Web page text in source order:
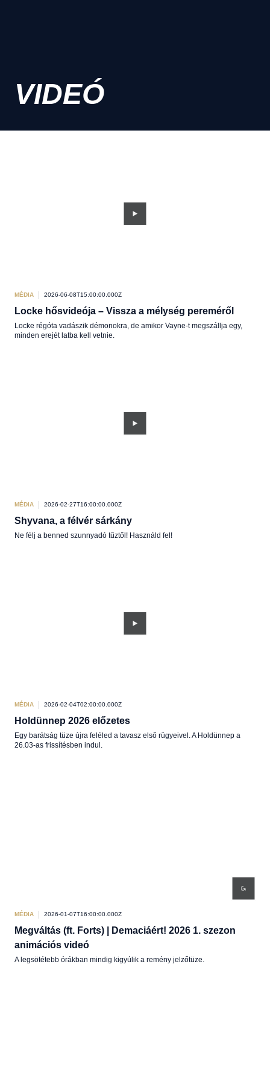
VIDEÓ
MÉDIA 2026-06-08T15:00:00.000Z
Locke hősvideója – Vissza a mélység pereméről
Locke régóta vadászik démonokra, de amikor Vayne-t megszállja egy,
minden erejét latba kell vetnie.
MÉDIA 2026-02-27T16:00:00.000Z
Shyvana, a félvér sárkány
Ne félj a benned szunnyadó tűztől! Használd fel!
MÉDIA 2026-02-04T02:00:00.000Z
Holdünnep 2026 előzetes
Egy barátság tüze újra feléled a tavasz első rügyeivel. A Holdünnep a
26.03-as frissítésben indul.
MÉDIA 2026-01-07T16:00:00.000Z
Megváltás (ft. Forts) | Demaciáért! 2026 1. szezon
animációs videó
A legsötétebb órákban mindig kigyúlik a remény jelzőtüze.